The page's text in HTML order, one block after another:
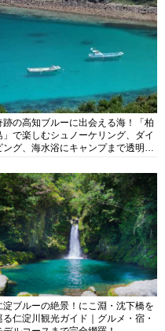
跡の高知ブルーに出会える海！「柏
」で楽しむシュノーケリング、ダイ
ング、海水浴にキャンプまで透明度
淀ブルーの絶景！にこ淵・沈下橋を
る仁淀川観光ガイド｜グルメ・宿・